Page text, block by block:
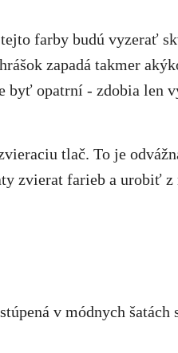
farby budú vyzerať
zapadá takmer
opatrní - zdobia len
tlač. To je
zvierat farieb a urobiť z
v módnych šatách